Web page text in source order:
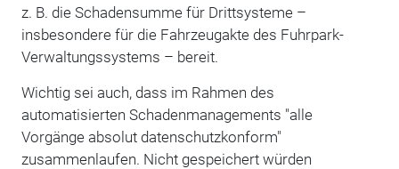
z. B. die Schadensumme für Drittsysteme –
insbesondere für die Fahrzeugakte des Fuhrpark-
Verwaltungssystems – bereit.
Wichtig sei auch, dass im Rahmen des
automatisierten Schadenmanagements "alle
Vorgänge absolut datenschutzkonform"
zusammenlaufen. Nicht gespeichert würden